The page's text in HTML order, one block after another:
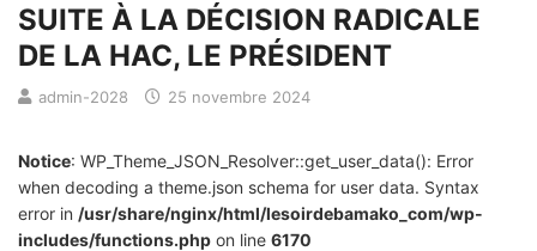
SUITE À LA DÉCISION RADICALE
DE LA HAC, LE PRÉSIDENT
admin-2028 25 novembre 2024
Notice: WP_Theme_JSON_Resolver::get_user_data(): Error
when decoding a theme.json schema for user data. Syntax
error in /usr/share/nginx/html/lesoirdebamako_com/wp-
includes/functions.php on line 6170